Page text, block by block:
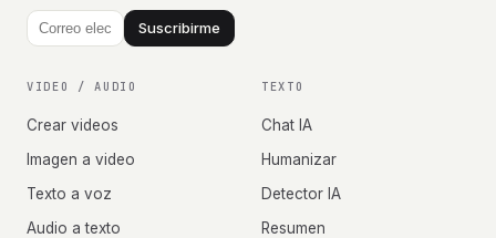
Suscribirme
VIDEO / AUDIO
Crear videos
Imagen a video
Texto a voz
Audio a texto
TEXTO
Chat IA
Humanizar
Detector IA
Resumen